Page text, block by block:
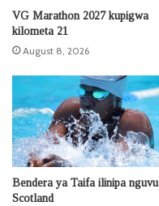
VG Marathon 2027 kupigwa
kilometa 21
August 8, 2026
Bendera ya Taifa ilinipa nguvu
Scotland